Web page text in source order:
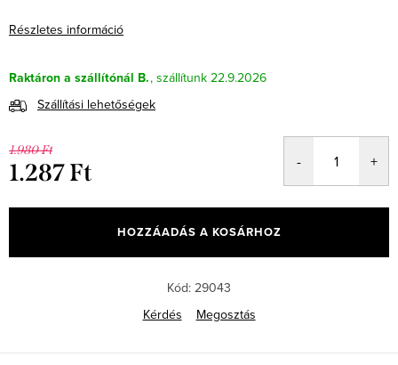
Részletes információ
Raktáron a szállítónál B.
22.9.2026
Szállítási lehetőségek
1.980 Ft
1.287 Ft
HOZZÁADÁS A KOSÁRHOZ
Kód: 29043
Kérdés
Megosztás